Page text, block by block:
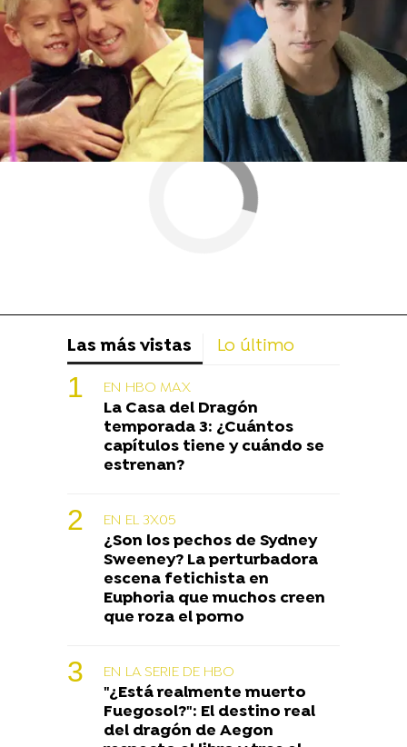
Entrevista Dylan Sprouse Cole Sprouse
Las más vistas Lo último
EN HBO MAX
La Casa del Dragón
temporada 3: ¿Cuántos
capítulos tiene y cuándo se
estrenan?
EN EL 3X05
¿Son los pechos de Sydney
Sweeney? La perturbadora
escena fetichista en
Euphoria que muchos creen
que roza el porno
EN LA SERIE DE HBO
"¿Está realmente muerto
Fuegosol?": El destino real
del dragón de Aegon